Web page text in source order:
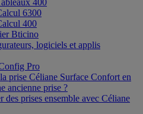
400
6300
400
Bticino
logiciels et applis
Pro
prise Céliane Surface Confort en
ancienne prise ?
des prises ensemble avec Céliane